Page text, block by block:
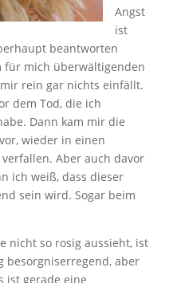
Angst
ist
beantworten
für mich überwältigenden
rein gar nichts einfällt.
dem Tod, die ich
Dann kam mir die
wieder in einen
Aber auch davor
ich weiß, dass dieser
sein wird. Sogar beim
nicht so rosig aussieht, ist
besorgniserregend, aber
ist gerade eine